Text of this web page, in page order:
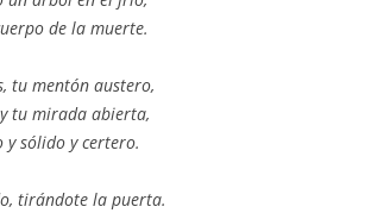
de la muerte.
tu mentón austero,
tu mirada abierta,
y sólido y certero.
tirándote la puerta.